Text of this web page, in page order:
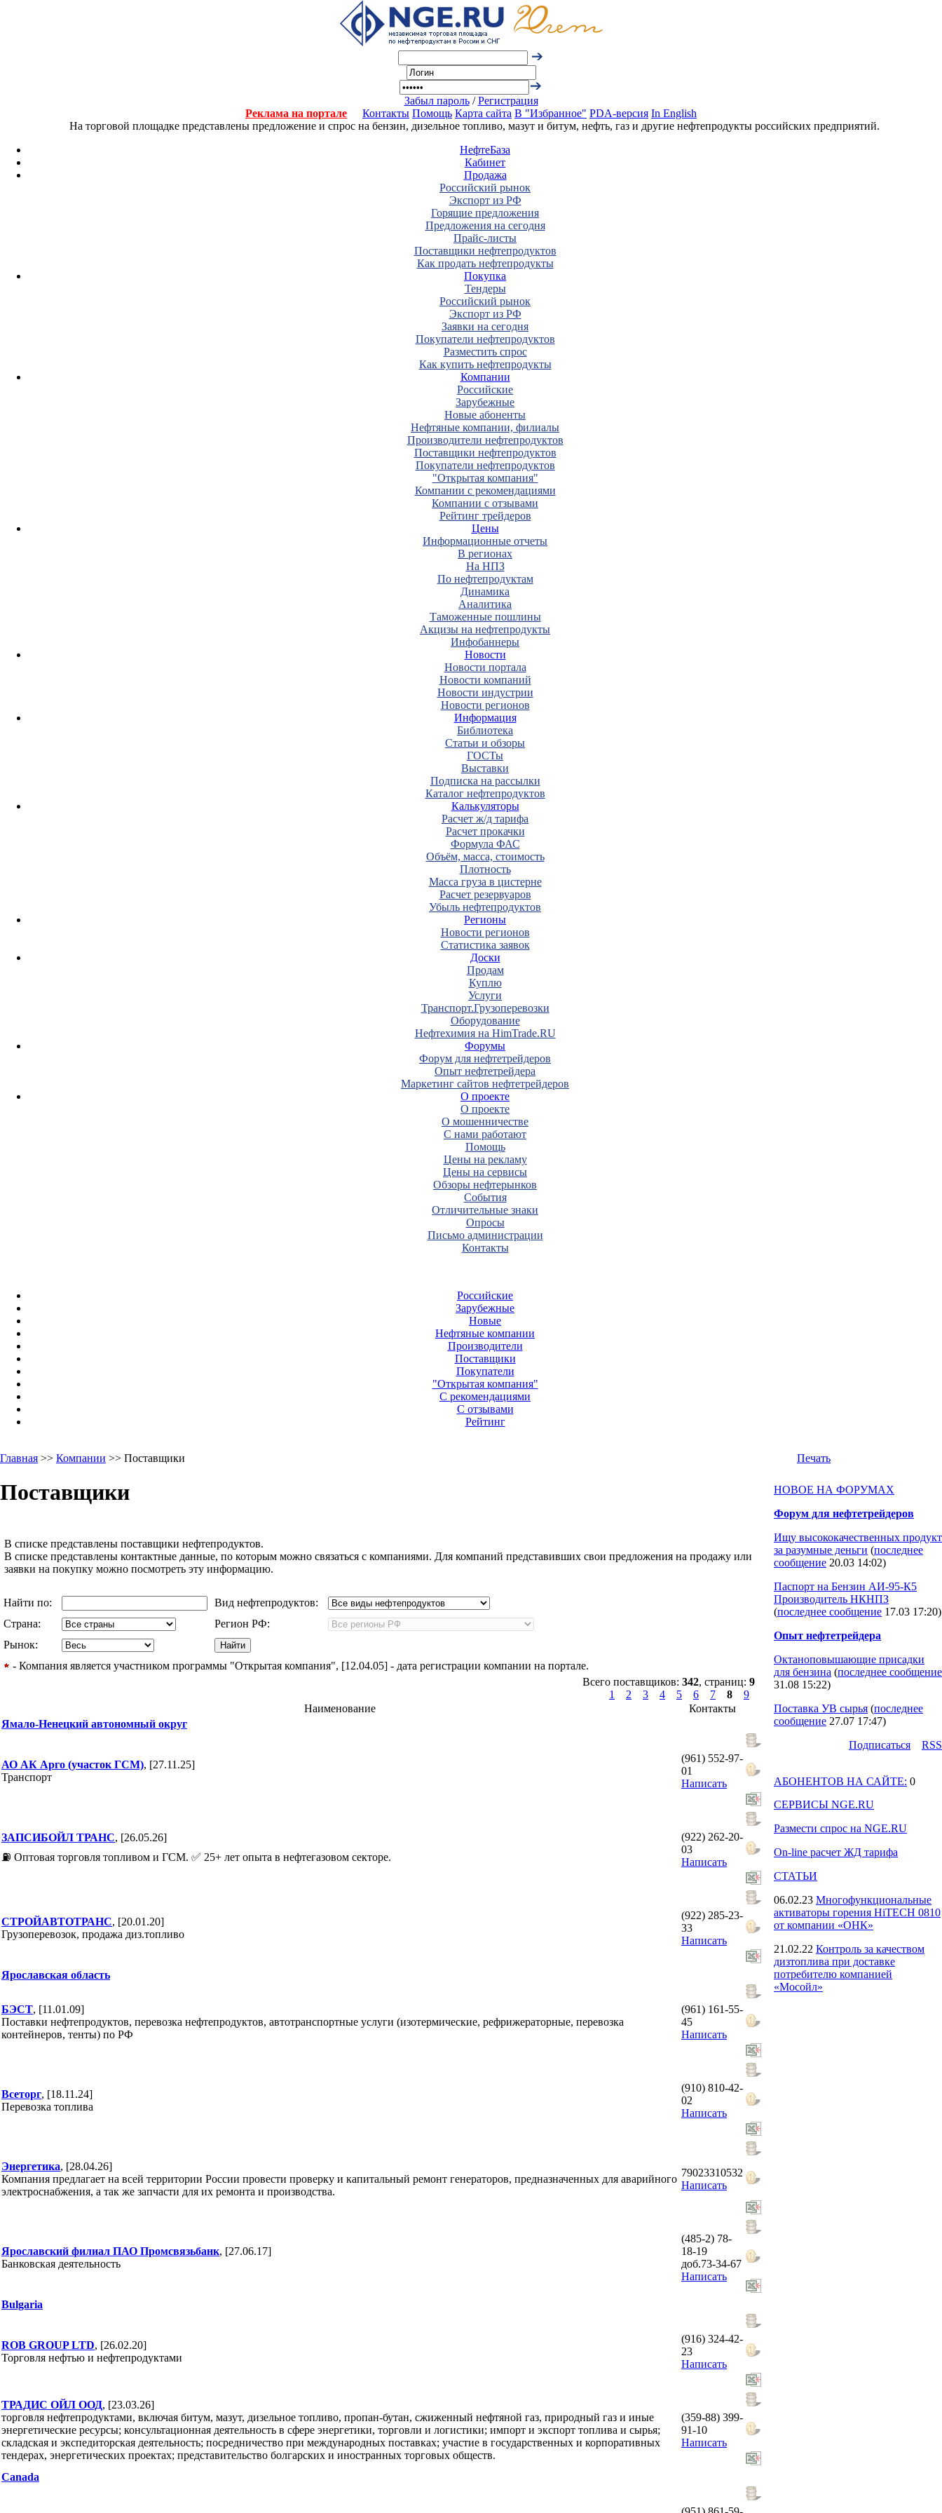
Забыл пароль/Регистрация
Реклама на портале
Контакты Помощь Карта сайта В "Избранное" PDA-версия In English
На торговой площадке представлены предложение и спрос на бензин, дизельное топливо, мазут и битум, нефть, газ и другие нефтепродукты российских предприятий.
НефтеБаза
Кабинет
Продажа
Российский рынок
Экспорт из РФ
Горящие предложения
Предложения на сегодня
Прайс-листы
Поставщики нефтепродуктов
Как продать нефтепродукты
Покупка
Тендеры
Российский рынок
Экспорт из РФ
Заявки на сегодня
Покупатели нефтепродуктов
Разместить спрос
Как купить нефтепродукты
Компании
Российские
Зарубежные
Новые абоненты
Нефтяные компании, филиалы
Производители нефтепродуктов
Поставщики нефтепродуктов
Покупатели нефтепродуктов
"Открытая компания"
Компании с рекомендациями
Компании с отзывами
Рейтинг трейдеров
Цены
Информационные отчеты
В регионах
На НПЗ
По нефтепродуктам
Динамика
Аналитика
Таможенные пошлины
Акцизы на нефтепродукты
Инфобаннеры
Новости
Новости портала
Новости компаний
Новости индустрии
Новости регионов
Информация
Библиотека
Статьи и обзоры
ГОСТы
Выставки
Подписка на рассылки
Каталог нефтепродуктов
Калькуляторы
Расчет ж/д тарифа
Расчет прокачки
Формула ФАС
Объём, масса, стоимость
Плотность
Масса груза в цистерне
Расчет резервуаров
Убыль нефтепродуктов
Регионы
Новости регионов
Статистика заявок
Доски
Продам
Куплю
Услуги
Транспорт.Грузоперевозки
Оборудование
Нефтехимия на HimTrade.RU
Форумы
Форум для нефтетрейдеров
Опыт нефтетрейдера
Маркетинг сайтов нефтетрейдеров
О проекте
О проекте
О мошенничестве
С нами работают
Помощь
Цены на рекламу
Цены на сервисы
Обзоры нефтерынков
События
Отличительные знаки
Опросы
Письмо администрации
Контакты
Российские
Зарубежные
Новые
Нефтяные компании
Производители
Поставщики
Покупатели
"Открытая компания"
С рекомендациями
С отзывами
Рейтинг
Главная >> Компании >> Поставщики Печать
Поставщики
В списке представлены поставщики нефтепродуктов.
В списке представлены контактные данные, по которым можно связаться с компаниями. Для компаний представивших свои предложения на продажу или
заявки на покупку можно посмотреть эту информацию.
Найти по:
Вид нефтепродуктов:
Страна:
Регион РФ:
Рынок:
- Компания является участником программы "Открытая компания", [12.04.05] - дата регистрации компании на портале.
Всего поставщиков: 342, страниц: 9
1
2 3 4 5 6 7 8
9
Наименование
Контакты
Ямало-Ненецкий автономный округ
АО АК Арго (участок ГСМ), [27.11.25]
Транспорт
(961) 552-97-
01
Написать
ЗАПСИБОЙЛ ТРАНС, [26.05.26]
⛽️ Оптовая торговля топливом и ГСМ. ✅ 25+ лет опыта в нефтегазовом секторе.
(922) 262-20-
03
Написать
СТРОЙАВТОТРАНС, [20.01.20]
Грузоперевозок, продажа диз.топливо
(922) 285-23-
33
Написать
Ярославская область
БЭСТ, [11.01.09]
Поставки нефтепродуктов, перевозка нефтепродуктов, автотранспортные услуги (изотермические, рефрижераторные, перевозка
контейнеров, тенты) по РФ
(961) 161-55-
45
Написать
Всеторг, [18.11.24]
Перевозка топлива
(910) 810-42-
02
Написать
Энергетика, [28.04.26]
Компания предлагает на всей территории России провести проверку и капитальный ремонт генераторов, предназначенных для аварийного
электроснабжения, а так же запчасти для их ремонта и производства.
79023310532
Написать
Ярославский филиал ПАО Промсвязьбанк, [27.06.17]
Банковская деятельность
(485-2) 78-
18-19
доб.73-34-67
Написать
Bulgaria
ROB GROUP LTD, [26.02.20]
Торговля нефтью и нефтепродуктами
(916) 324-42-
23
Написать
ТРАДИС ОЙЛ ООД, [23.03.26]
торговля нефтепродуктами, включая битум, мазут, дизельное топливо, пропан-бутан, сжиженный нефтяной газ, природный газ и иные
энергетические ресурсы; консультационная деятельность в сфере энергетики, торговли и логистики; импорт и экспорт топлива и сырья;
складская и экспедиторская деятельность; посредничество при международных поставках; участие в государственных и корпоративных
тендерах, энергетических проектах; представительство болгарских и иностранных торговых обществ.
(359-88) 399-
91-10
Написать
Canada
НОВОЕ НА ФОРУМАХ
Форум для нефтетрейдеров
Ищу высококачественных продукт
за разумные деньги (последнее
сообщение 20.03 14:02)
Паспорт на Бензин АИ-95-К5
Производитель НКНПЗ
(последнее сообщение 17.03 17:20)
Опыт нефтетрейдера
Октаноповышающие присадки
для бензина (последнее сообщение
31.08 15:22)
Поставка УВ сырья (последнее
сообщение 27.07 17:47)
Подпиcаться
RSS
АБОНЕНТОВ НА САЙТЕ: 0
СЕРВИСЫ NGE.RU
Размести спрос на NGE.RU
On-line расчет ЖД тарифа
СТАТЬИ
06.02.23 Многофункциональные
активаторы горения HiTECH 0810
от компании «ОНК»
21.02.22 Контроль за качеством
дизтоплива при доставке
потребителю компанией
«Мосойл»